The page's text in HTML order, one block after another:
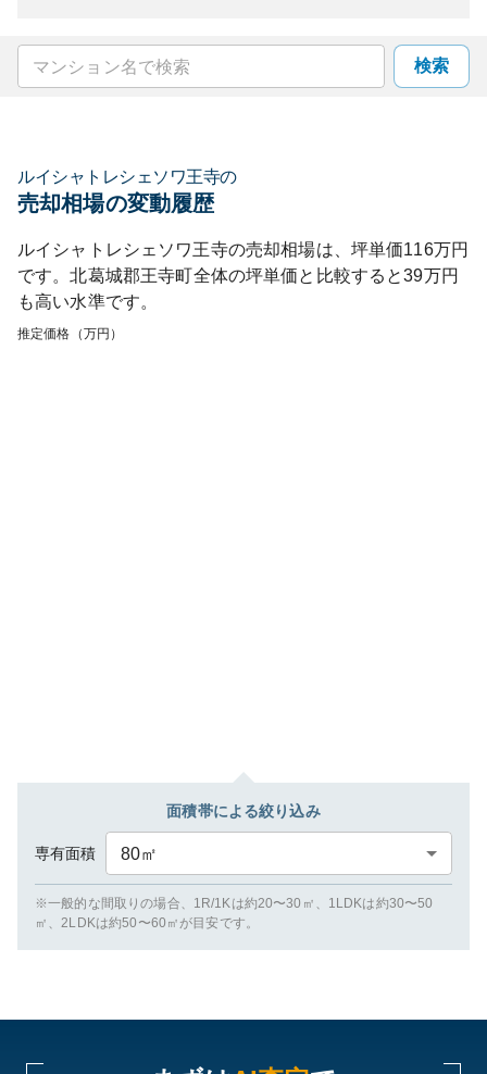
検索
ルイシャトレシェソワ王寺の
売却相場の変動履歴
ルイシャトレシェソワ王寺の売却相場は、坪単価116万円
です。北葛城郡王寺町全体の坪単価と比較すると39万円
も高い水準です。
推定価格（万円）
面積帯による絞り込み
専有面積 80㎡
※一般的な間取りの場合、1R/1Kは約20〜30㎡、1LDKは約30〜50
㎡、2LDKは約50〜60㎡が目安です。